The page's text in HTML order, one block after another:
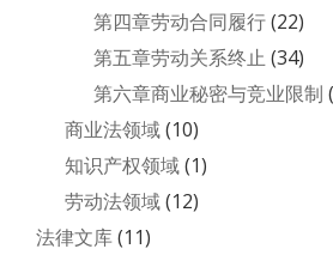
第四章劳动合同履行(22)
第五章劳动关系终止 (34)
第六章商业秘密与竞业限制
商业法领域(10)
知识产权领域(1)
劳动法领域(12)
法律文库(11)